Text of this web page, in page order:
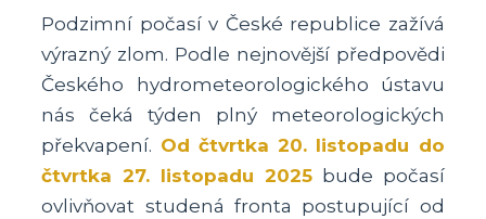
Podzimní počasí v České republice zažívá
výrazný zlom. Podle nejnovější předpovědi
Českého hydrometeorologického ústavu
nás čeká týden plný meteorologických
překvapení. Od čtvrtka 20. listopadu do
čtvrtka 27. listopadu 2025bude počasí
ovlivňovat studená fronta postupující od